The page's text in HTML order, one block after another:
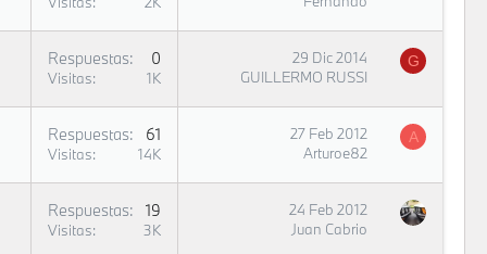
Respuestas 0
Visitas 1K
29 Dic 2014
GUILLERMO RUSSI
G
Respuestas 61
Visitas 14K
27 Feb 2012
Arturoe82
A
Respuestas 19
Visitas 3K
24 Feb 2012
Juan Cabrio